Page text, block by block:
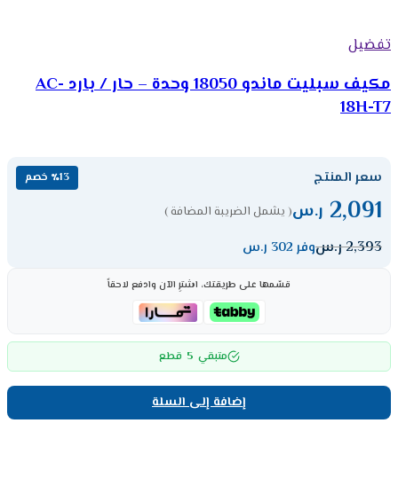
تفضيل
مكيف سبليت ماندو 18050 وحدة – حار / بارد AC-
18H-T7
سعر المنتج ٪13 خصم
2,091 ر.س( يشمل الضريبة المضافة )
2,393ر.سوفر 302 ر.س
قسّمها على طريقتك، اشترِ الآن وادفع لاحقاً
متبقي 5 قطع
إضافة إلى السلة